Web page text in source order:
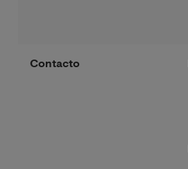
Contacto